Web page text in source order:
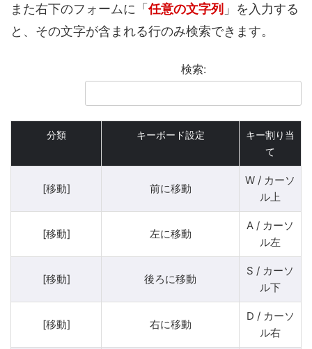
また右下のフォームに「任意の文字列 」を入力する
と、その文字が含まれる行のみ検索できます。
検索:
分類 キーボード設定
キー割り当
て
[移動] 前に移動
W / カーソ
ル上
[移動] 左に移動
A / カーソ
ル左
[移動] 後ろに移動
S / カーソ
ル下
[移動] 右に移動
D / カーソ
ル右